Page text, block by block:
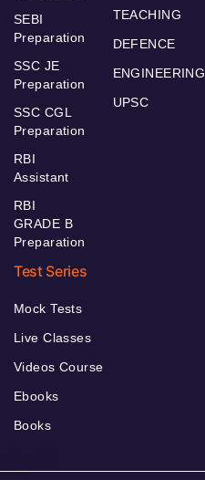
SEBI
Preparation
SSC JE
Preparation
SSC CGL
Preparation
RBI
Assistant
RBI
GRADE B
Preparation
TEACHING
DEFENCE
ENGINEERING
UPSC
Test Series
Mock Tests
Live Classes
Videos Course
Ebooks
Books